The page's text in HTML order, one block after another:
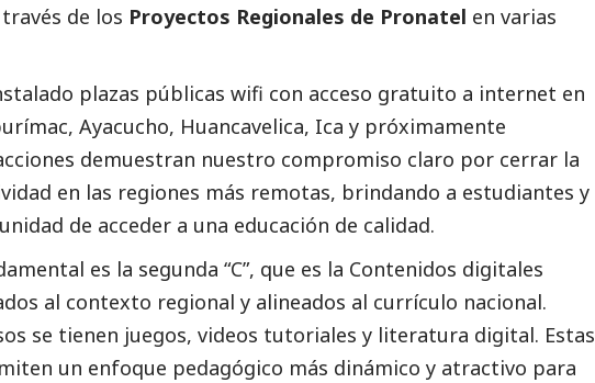
de los Proyectos Regionales de Pronatel en varias
plazas públicas wifi con acceso gratuito a internet en
Ayacucho, Huancavelica, Ica y próximamente
demuestran nuestro compromiso claro por cerrar la
en las regiones más remotas, brindando a estudiantes y
de acceder a una educación de calidad.
es la segunda “C”, que es la Contenidos digitales
al contexto regional y alineados al currículo nacional.
se tienen juegos, videos tutoriales y literatura digital. Estas
un enfoque pedagógico más dinámico y atractivo para